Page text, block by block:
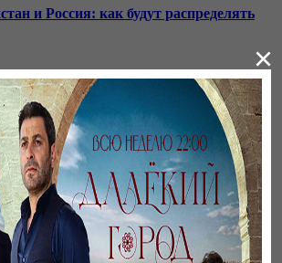
и Россия: как будут распределять
×